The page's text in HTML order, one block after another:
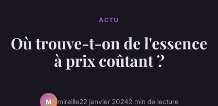
ACTU
Où trouve-t-on de l'essence
à prix coûtant ?
M mireille22 janvier 20242 min de lecture